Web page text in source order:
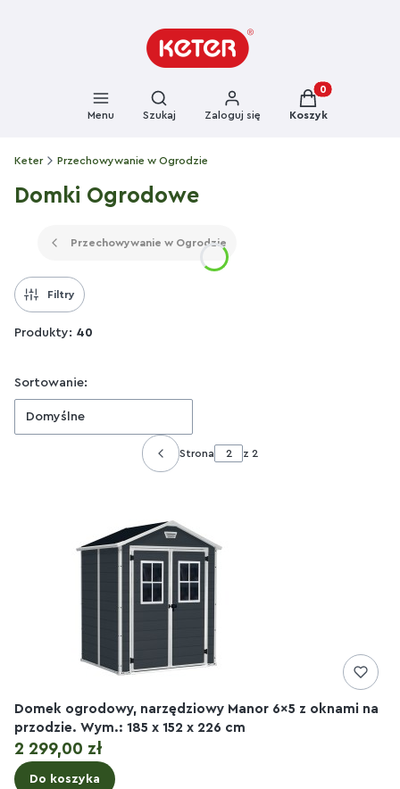
Menu
Otwórz wyszukiwarkę
Szukaj Zaloguj się
Produkty w
Koszyk
Keter Przechowywanie w Ogrodzie
Domki Ogrodowe
Przechowywanie w Ogrodzie
Filtry
Produkty: 40
Lista produktów
Sortowanie:
Domyślne
Poprzednie produkty
Strona z 2
Domek ogrodowy, narzędziowy Manor 6x5 z oknami na
przodzie. Wym.: 185 x 152 x 226 cm
Cena
2 299,00 zł
Do koszyka